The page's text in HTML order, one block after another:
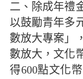
二、除成年禮
以鼓勵青年多
數放大專案」
數放大，文化
得600點文化